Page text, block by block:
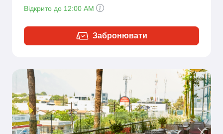
Відкрито до 12:00 AM
Забронювати